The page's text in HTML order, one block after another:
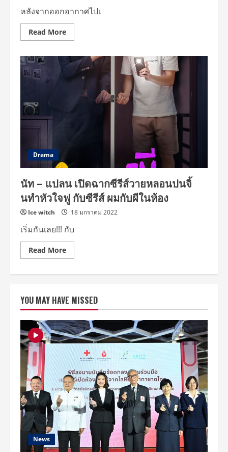
หลังจากออกอากาศไปเ
Read MoreRead
more
ออกโรง
ปกป้อง
แปลน
ลูกชาย
หลอก
ผี
ห้อง
Drama
นัท – แปลน เปิดฉากซีรีส์วายหลอนปนจิ้
นทำหัวใจฟู กับซีรีส์ ผมกับผีในห้อง
Ice witch 18 มกราคม 2022
เริ่มกันเลย!!! กับ
Read MoreRead
more
ฉาก
ซี
รีส์
วาย
หลอน
ปน
จิ้
นทำ
หัวใจ
กับ
ซี
รีส์
ผม
กับ
ผี
ใน
ห้อง
YOU MAY HAVE MISSED
News